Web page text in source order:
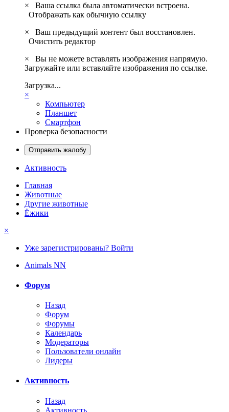
×
Ваша ссылка была автоматически встроена.
Отображать как обычную ссылку
×
Ваш предыдущий контент был восстановлен.
Очистить редактор
×
Вы не можете вставлять изображения напрямую.
Загружайте или вставляйте изображения по ссылке.
Загрузка...
×
Компьютер
Планшет
Смартфон
Проверка безопасности
Отправить жалобу
Активность
Главная
Животные
Другие животные
Ёжики
×
Уже зарегистрированы? Войти
Animals NN
Форум
Назад
Форум
Форумы
Календарь
Модераторы
Пользователи онлайн
Лидеры
Активность
Назад
Активность